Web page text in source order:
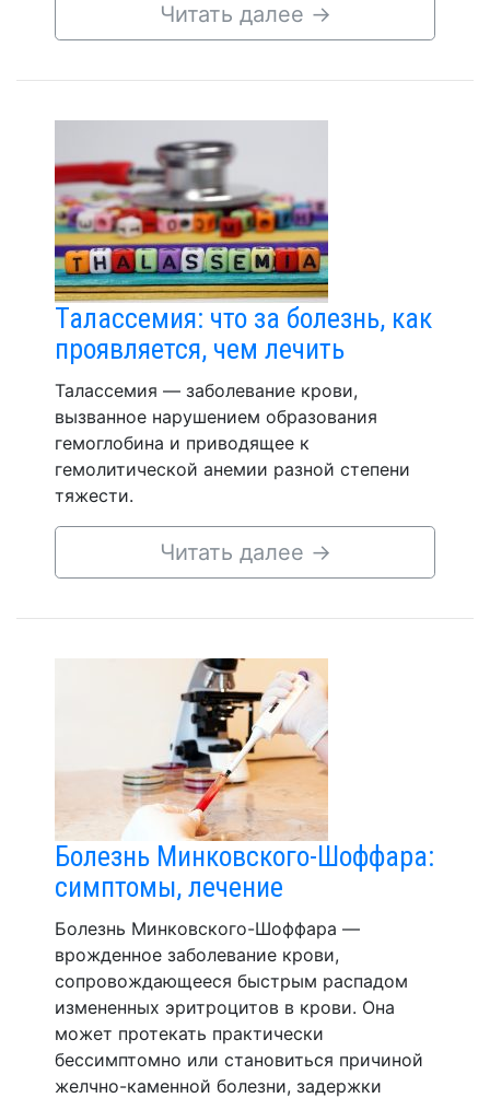
Читать далее →
Талассемия: что за болезнь, как
проявляется, чем лечить
Талассемия — заболевание крови,
вызванное нарушением образования
гемоглобина и приводящее к
гемолитической анемии разной степени
тяжести.
Читать далее →
Болезнь Минковского-Шоффара:
симптомы, лечение
Болезнь Минковского-Шоффара —
врожденное заболевание крови,
сопровождающееся быстрым распадом
измененных эритроцитов в крови. Она
может протекать практически
бессимптомно или становиться причиной
желчно-каменной болезни, задержки